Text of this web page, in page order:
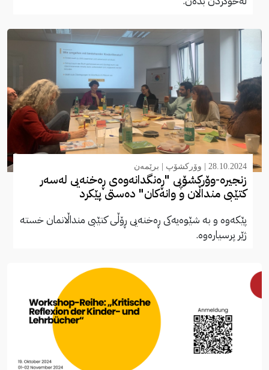
28.10.2024 | وۆرکشۆپ برێمەن
زنجیرە-وۆرکشۆپی "ڕەنگدانەوەی ڕەخنەیی لەسەر
کتێبی منداڵان و وانەکان" دەستی پێکرد
پێکەوە و بە شێوەیەکی ڕەخنەیی ڕۆڵی کتێبی منداڵانمان خستە
ژێر پرسیارەوە.